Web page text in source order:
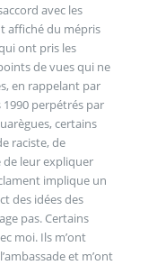
avec les
affiché du mépris
ont pris les
de vues qui ne
en rappelant par
1990 perpétrés par
certains
raciste, de
implique un
des idées des
pas. Certains
moi. Ils m’ont
et m’ont